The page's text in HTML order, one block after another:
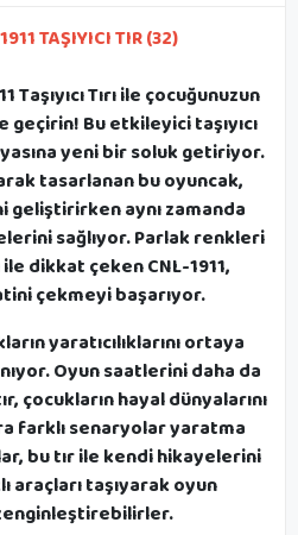
TAŞIYICI TIR (32)
Taşıyıcı Tırı ile çocuğunuzun
Bu etkileyici taşıyıcı
yeni bir soluk getiriyor.
tasarlanan bu oyuncak,
geliştirirken aynı zamanda
sağlıyor. Parlak renkleri
dikkat çeken CNL-1911,
çekmeyi başarıyor.
yaratıcılıklarını ortaya
Oyun saatlerini daha da
çocukların hayal dünyalarını
farklı senaryolar yaratma
bu tır ile kendi hikayelerini
araçları taşıyarak oyun